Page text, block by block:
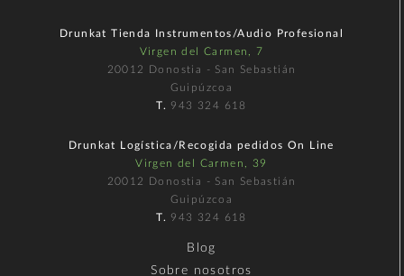
Drunkat Tienda Instrumentos/Audio Profesional
Virgen del Carmen, 7
20012 Donostia - San Sebastián
Guipúzcoa
T. 943 324 618
Drunkat Logística/Recogida pedidos On Line
Virgen del Carmen, 39
20012 Donostia - San Sebastián
Guipúzcoa
T. 943 324 618
Blog
Sobre nosotros